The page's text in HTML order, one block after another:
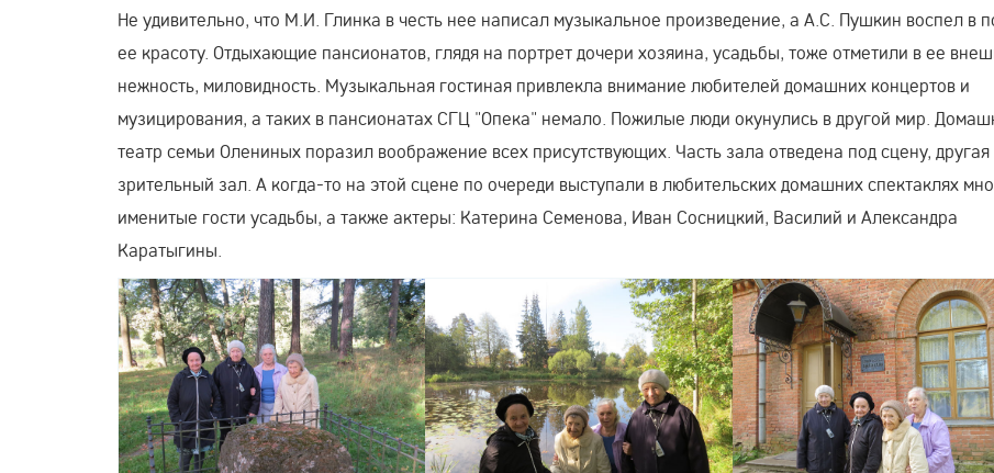
Не удивительно, что М.И. Глинка в честь нее написал музыкальное произведение, а А.С. Пушкин воспел в
ее красоту. Отдыхающие пансионатов, глядя на портрет дочери хозяина, усадьбы, тоже отметили в ее
нежность, миловидность. Музыкальная гостиная привлекла внимание любителей домашних концертов и
музицирования, а таких в пансионатах СГЦ "Опека" немало. Пожилые люди окунулись в другой мир.
театр семьи Олениных поразил воображение всех присутствующих. Часть зала отведена под сцену,
зрительный зал. А когда-то на этой сцене по очереди выступали в любительских домашних спектаклях
именитые гости усадьбы, а также актеры: Катерина Семенова, Иван Сосницкий, Василий и Александра
Каратыгины.